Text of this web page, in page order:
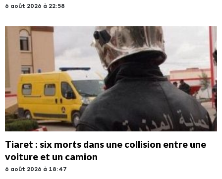
6 août 2026 à 22:58
Tiaret : six morts dans une collision entre une
voiture et un camion
6 août 2026 à 18:47